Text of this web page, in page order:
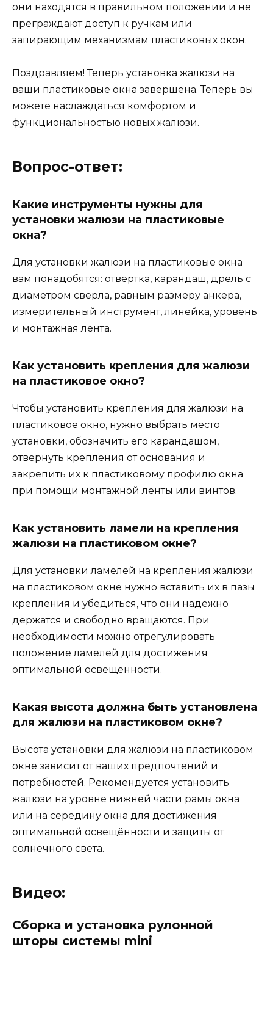
они находятся в правильном положении и не
преграждают доступ к ручкам или
запирающим механизмам пластиковых окон.
Поздравляем! Теперь установка жалюзи на
ваши пластиковые окна завершена. Теперь вы
можете наслаждаться комфортом и
функциональностью новых жалюзи.
Вопрос-ответ:
Какие инструменты нужны для
установки жалюзи на пластиковые
окна?
Для установки жалюзи на пластиковые окна
вам понадобятся: отвёртка, карандаш, дрель с
диаметром сверла, равным размеру анкера,
измерительный инструмент, линейка, уровень
и монтажная лента.
Как установить крепления для жалюзи
на пластиковое окно?
Чтобы установить крепления для жалюзи на
пластиковое окно, нужно выбрать место
установки, обозначить его карандашом,
отвернуть крепления от основания и
закрепить их к пластиковому профилю окна
при помощи монтажной ленты или винтов.
Как установить ламели на крепления
жалюзи на пластиковом окне?
Для установки ламелей на крепления жалюзи
на пластиковом окне нужно вставить их в пазы
крепления и убедиться, что они надёжно
держатся и свободно вращаются. При
необходимости можно отрегулировать
положение ламелей для достижения
оптимальной освещённости.
Какая высота должна быть установлена
для жалюзи на пластиковом окне?
Высота установки для жалюзи на пластиковом
окне зависит от ваших предпочтений и
потребностей. Рекомендуется установить
жалюзи на уровне нижней части рамы окна
или на середину окна для достижения
оптимальной освещённости и защиты от
солнечного света.
Видео:
Сборка и установка рулонной
шторы системы mini